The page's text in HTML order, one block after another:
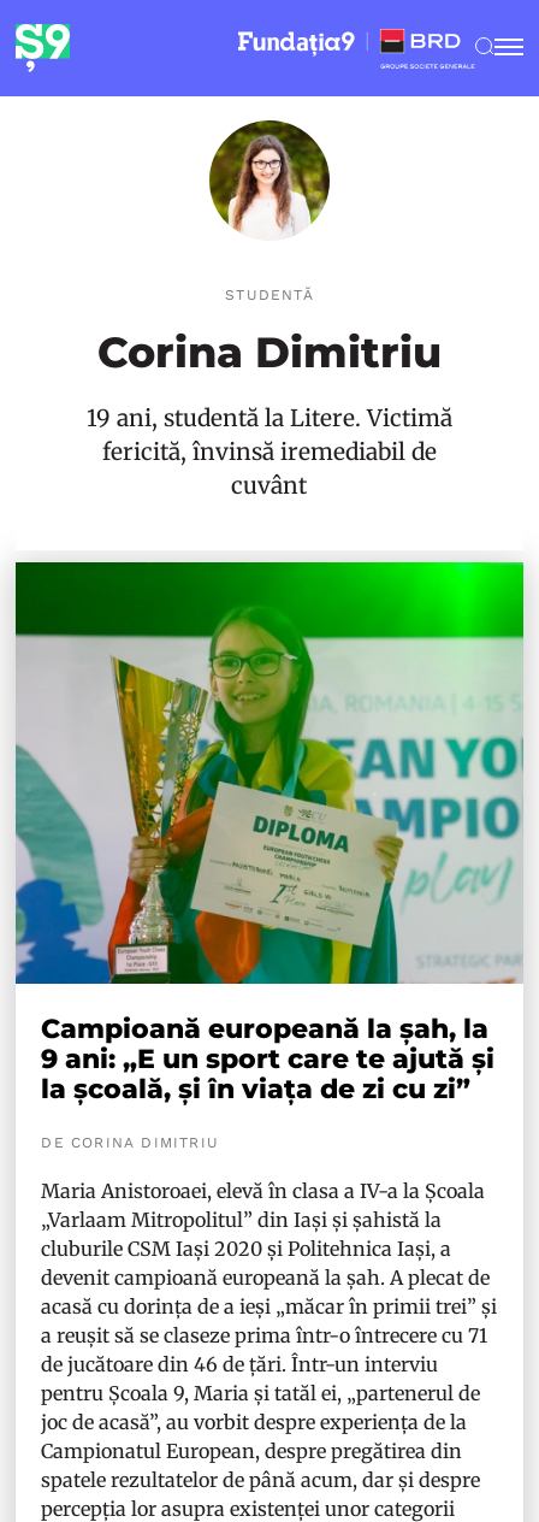
STUDENTĂ
Corina Dimitriu
19 ani, studentă la Litere. Victimă
fericită, învinsă iremediabil de
cuvânt
Campioană europeană la șah, la
9 ani: „E un sport care te ajută și
la școală, și în viața de zi cu zi”
DE CORINA DIMITRIU
Maria Anistoroaei, elevă în clasa a IV-a la Școala
„Varlaam Mitropolitul” din Iași și șahistă la
cluburile CSM Iași 2020 și Politehnica Iași, a
devenit campioană europeană la șah. A plecat de
acasă cu dorința de a ieși „măcar în primii trei” și
a reușit să se claseze prima într-o întrecere cu 71
de jucătoare din 46 de țări. Într-un interviu
pentru Școala 9, Maria și tatăl ei, „partenerul de
joc de acasă”, au vorbit despre experiența de la
Campionatul European, despre pregătirea din
spatele rezultatelor de până acum, dar și despre
percepția lor asupra existenței unor categorii